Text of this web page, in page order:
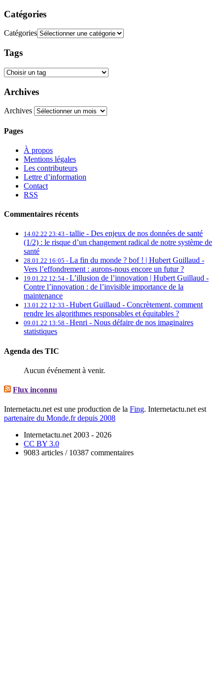
Catégories
Catégories
Tags
Archives
Archives
Pages
À propos
Mentions légales
Les contributeurs
Lettre d’information
Contact
RSS
Commentaires récents
14.02.22 23:43 - tallie - Des enjeux de nos données de santé
(1/2) : le risque d’un changement radical de notre système de
santé
28.01.22 16:05 - La fin du monde ? bof ! | Hubert Guillaud -
Vers l’effondrement : aurons-nous encore un futur ?
19.01.22 12:54 - L’illusion de l’innovation | Hubert Guillaud -
Contre l’innovation : de l’invisible importance de la
maintenance
13.01.22 12:33 - Hubert Guillaud - Concrètement, comment
rendre les algorithmes responsables et équitables ?
09.01.22 13:58 - Henri - Nous défaire de nos imaginaires
statistiques
Agenda des TIC
Aucun événement à venir.
Flux inconnu
Internetactu.net est une production de la Fing. Internetactu.net est
partenaire du Monde.fr depuis 2008
Internetactu.net 2003 - 2026
CC BY 3.0
9083 articles / 10387 commentaires